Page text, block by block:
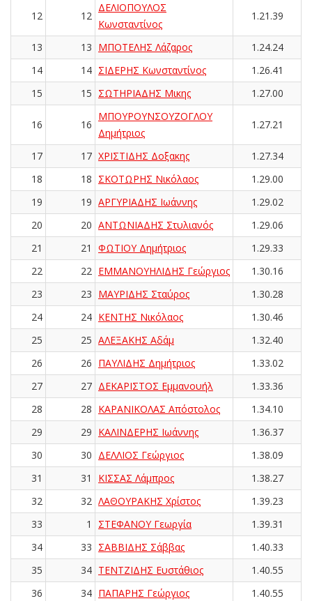
12 12
ΔΕΛΙΟΠΟΥΛΟΣ
Κωνσταντίνος
1.21.39
13 13 ΜΠΟΤΕΛΗΣ Λάζαρος
1.24.24
14
14 ΣΙΔΕΡΗΣ Κωνσταντίνος
1.26.41
15
15 ΣΩΤΗΡΙΑΔΗΣ Μικης 1.27.00
16 16
ΜΠΟΥΡΟΥΝΣΟΥΖΟΓΛΟΥ
Δημήτριος
1.27.21
17 17 ΧΡΙΣΤΙΔΗΣ Δοξακης
1.27.34
18
18 ΣΚΟΤΩΡΗΣ Νικόλαος
1.29.00
19
19 ΑΡΓΥΡΙΑΔΗΣ Ιωάννης
1.29.02
20
20 ΑΝΤΩΝΙΑΔΗΣ Στυλιανός
1.29.06
21
21 ΦΩΤΙΟΥ Δημήτριος
1.29.33
22
22 ΕΜΜΑΝΟΥΗΛΙΔΗΣ Γεώργιος
1.30.16
23
23 ΜΑΥΡΙΔΗΣ Σταύρος
1.30.28
24
24 ΚΕΝΤΗΣ Νικόλαος
1.30.46
25
25 ΑΛΕΞΑΚΗΣ Αδάμ
1.32.40
26
26 ΠΑΥΛΙΔΗΣ Δημήτριος
1.33.02
27
27 ΔΕΚΑΡΙΣΤΟΣ Εμμανουήλ
1.33.36
28
28 ΚΑΡΑΝΙΚΟΛΑΣ Απόστολος
1.34.10
29
29 ΚΑΛΙΝΔΕΡΗΣ Ιωάννης
1.36.37
30
30 ΔΕΛΛΙΟΣ Γεώργιος
1.38.09
31
31 ΚΙΣΣΑΣ Λάμπρος
1.38.27
32
32 ΛΑΘΟΥΡΑΚΗΣ Χρίστος
1.39.23
33
1 ΣΤΕΦΑΝΟΥ Γεωργία
1.39.31
34
33 ΣΑΒΒΙΔΗΣ Σάββας
1.40.33
35
34 ΤΕΝΤΖΙΔΗΣ Ευστάθιος
1.40.55
36
34 ΠΑΠΑΡΗΣ Γεώργιος 1.40.55